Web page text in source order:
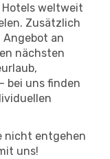
weltweit
Zusätzlich
Angebot an
nächsten
bei uns finden
nicht entgehen
uns!